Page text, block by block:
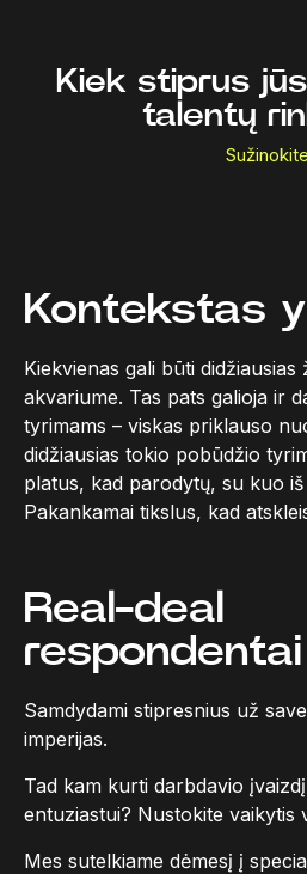
Kiek stiprus
talentų
Sužinokite
Kontekstas
Kiekvienas gali būti
akvariume. Tas pats galioja ir
tyrimams – viskas priklauso
didžiausias tokio pobūdžio
platus, kad parodytų, su kuo
Pakankamai tikslus, kad
Real-deal
respondentai
Samdydami stipresnius už
imperijas.
Tad kam kurti darbdavio
entuziastui? Nustokite vaikytis
Mes sutelkiame dėmesį į